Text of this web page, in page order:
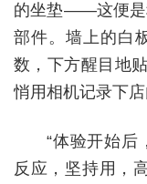
的坐垫——这便是
部件。墙上的白
数，下方醒目地
悄用相机记录下
“体验开始后
反应，坚持用，